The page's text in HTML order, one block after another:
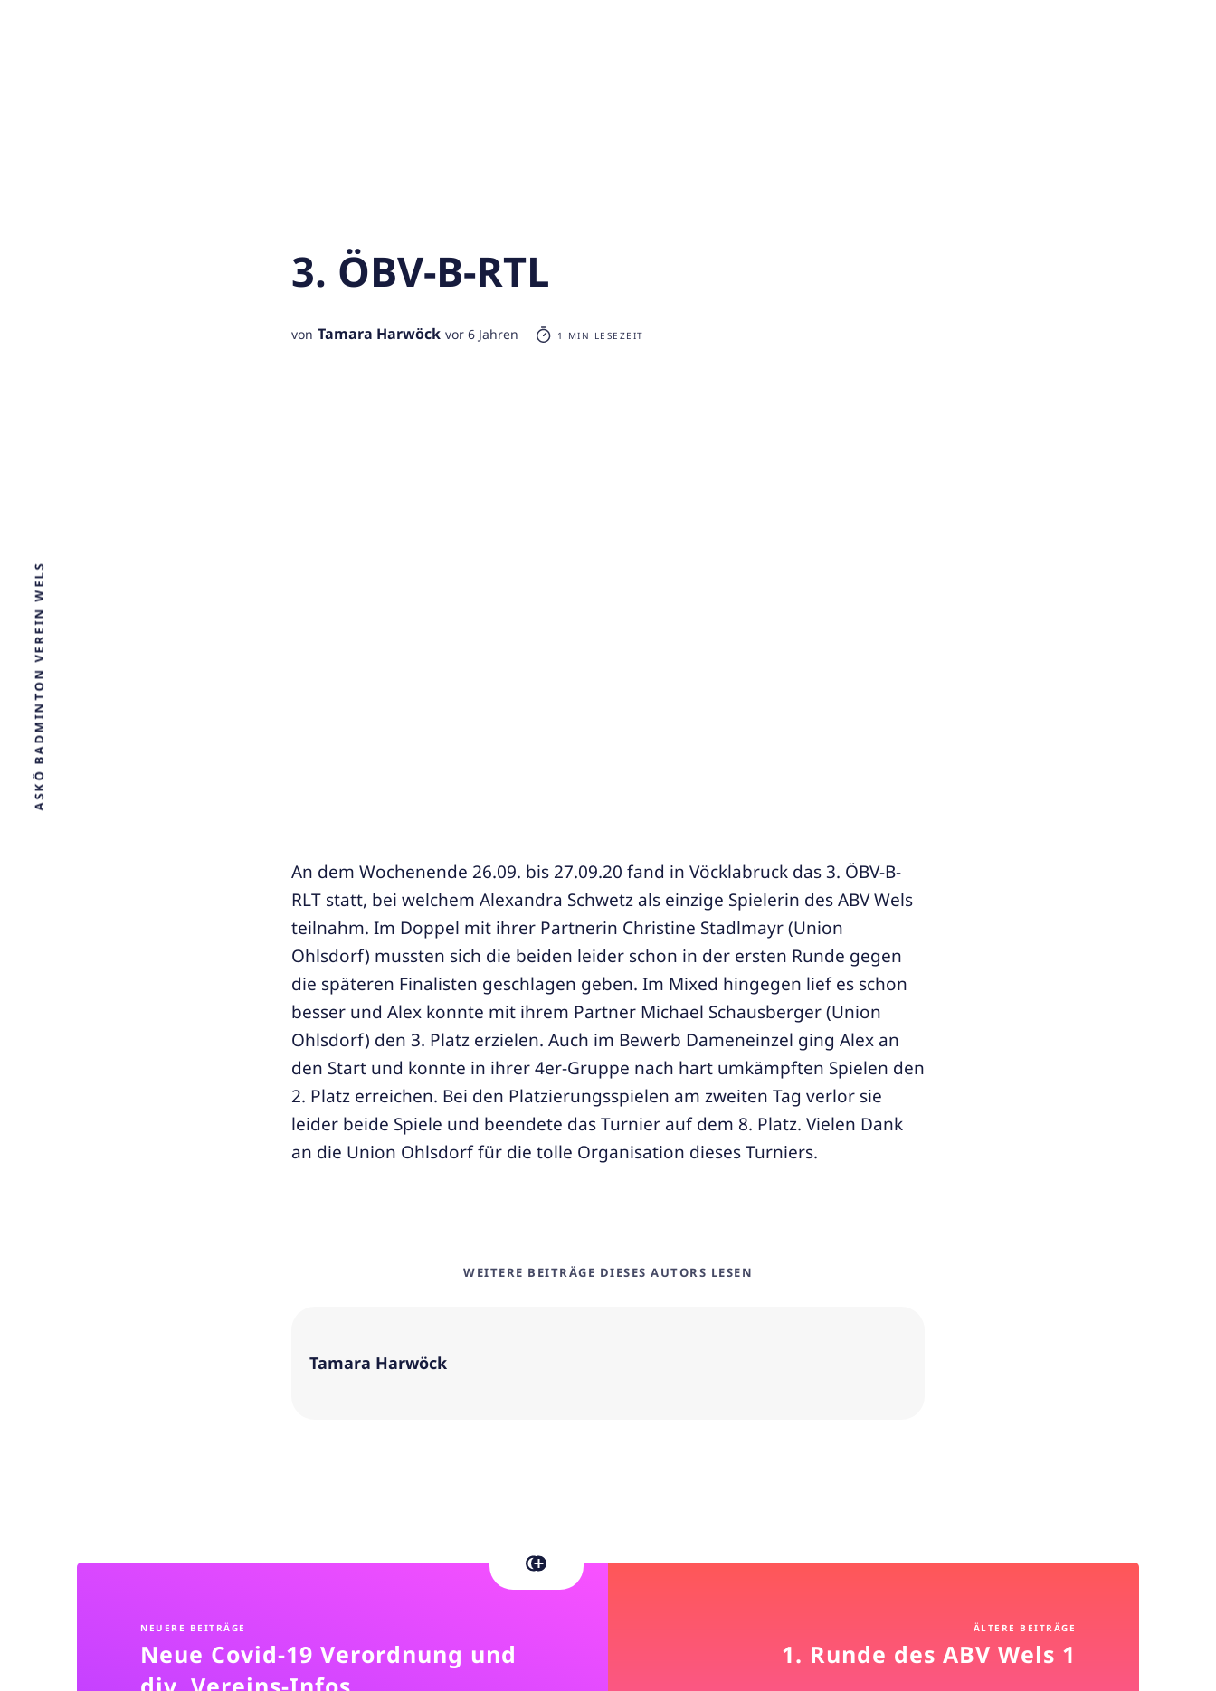
ASKÖ BADMINTON VEREIN WELS
3. ÖBV-B-RTL
von Tamara Harwöck vor 6 Jahren 1 MIN LESEZEIT
An dem Wochenende 26.09. bis 27.09.20 fand in Vöcklabruck das 3. ÖBV-B-
RLT statt, bei welchem Alexandra Schwetz als einzige Spielerin des ABV Wels
teilnahm. Im Doppel mit ihrer Partnerin Christine Stadlmayr (Union
Ohlsdorf) mussten sich die beiden leider schon in der ersten Runde gegen
die späteren Finalisten geschlagen geben. Im Mixed hingegen lief es schon
besser und Alex konnte mit ihrem Partner Michael Schausberger (Union
Ohlsdorf) den 3. Platz erzielen. Auch im Bewerb Dameneinzel ging Alex an
den Start und konnte in ihrer 4er-Gruppe nach hart umkämpften Spielen den
2. Platz erreichen. Bei den Platzierungsspielen am zweiten Tag verlor sie
leider beide Spiele und beendete das Turnier auf dem 8. Platz. Vielen Dank
an die Union Ohlsdorf für die tolle Organisation dieses Turniers.
WEITERE BEITRÄGE DIESES AUTORS LESEN
Tamara Harwöck
NEUERE BEITRÄGE
Neue Covid-19 Verordnung und
ÄLTERE BEITRÄGE
1. Runde des ABV Wels 1